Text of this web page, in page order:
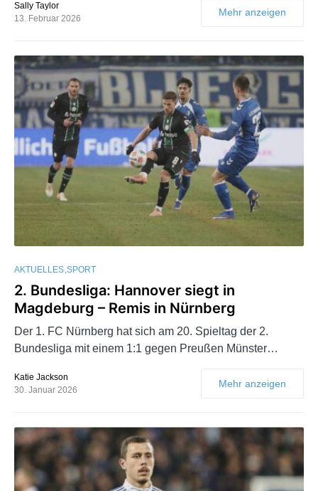
Sally Taylor
13. Februar 2026
Mehr anzeigen
AKTUELLES SPORT
2. Bundesliga: Hannover siegt in
Magdeburg – Remis in Nürnberg
Der 1. FC Nürnberg hat sich am 20. Spieltag der 2.
Bundesliga mit einem 1:1 gegen Preußen Münster…
Katie Jackson
30. Januar 2026
Mehr anzeigen